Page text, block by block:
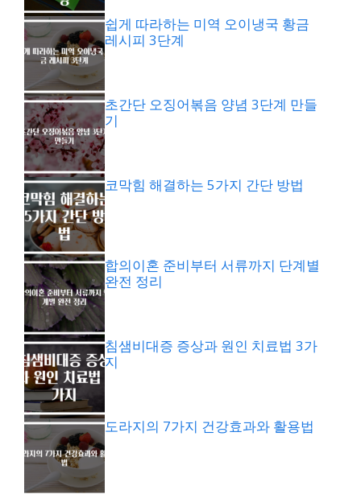
쉽게 따라하는 미역 오이냉국 황금
레시피 3단계
초간단 오징어볶음 양념 3단계 만들
기
코막힘 해결하는 5가지 간단 방법
합의이혼 준비부터 서류까지 단계별
완전 정리
침샘비대증 증상과 원인 치료법 3가
지
도라지의 7가지 건강효과와 활용법